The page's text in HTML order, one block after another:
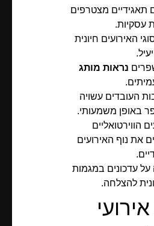
תאגידיים מצטרפים
עסקיות.
האירועים חיונית
נראות מותג
העובדים עשויה
באופן משמעותי.
הווירטואליים
את נוף האירועים
עדכונים במגמות
להצלחה.